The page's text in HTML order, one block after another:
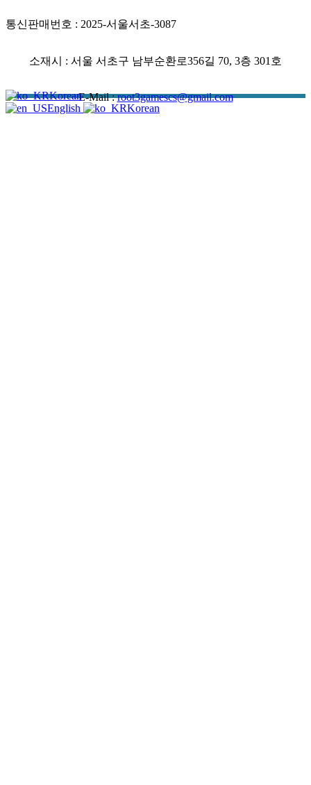
통신판매번호 : 2025-서울서초-3087
소재시 : 서울 서초구 남부순환로356길 70, 3층 301호
E-Mail :root3gamescs@gmail.com
Korean
English
Korean